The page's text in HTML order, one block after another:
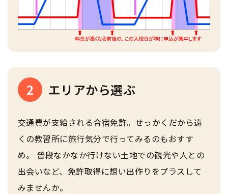
2 エリアから選ぶ
交通費が支給される合宿免許。せっかくだから遠
くの教習所に旅行気分で行ってみるのもおすす
め。 普段なかなか行けない土地での観光や人との
出会いなど、免許取得に想い出作りをプラスして
みませんか。